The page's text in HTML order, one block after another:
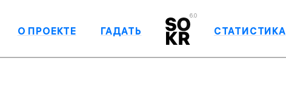
6.0
О ПРОЕКТЕ ГАДАТЬ СТАТИСТИКА